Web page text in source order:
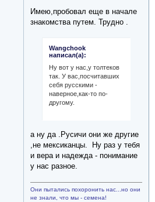
Имею,пробовал еще в начале
знакомства путем. Трудно .
Wangchook
написал(а):
Ну вот у нас,у толтеков
так. У вас,посчитавших
себя русскими -
наверное,как-то по-
другому.
а ну да .Русичи они же другие
,не мексиканцы. Ну раз у тебя
и вера и надежда - понимание
у нас разное.
Они пытались похоронить нас...но они
не знали, что мы - семена!